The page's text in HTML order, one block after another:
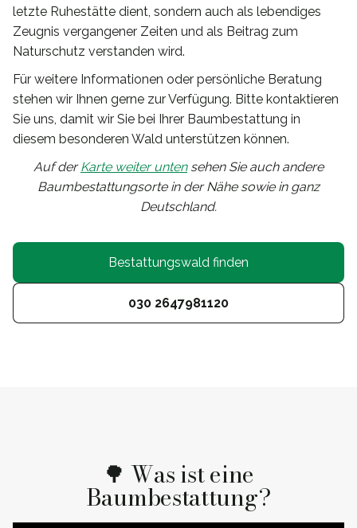
letzte Ruhestätte dient, sondern auch als lebendiges
Zeugnis vergangener Zeiten und als Beitrag zum
Naturschutz verstanden wird.
Für weitere Informationen oder persönliche Beratung
stehen wir Ihnen gerne zur Verfügung. Bitte kontaktieren
Sie uns, damit wir Sie bei Ihrer Baumbestattung in
diesem besonderen Wald unterstützen können.
Auf derKarte weiter untensehen Sie auch andere
Baumbestattungsorte in der Nähe sowie in ganz
Deutschland.
Bestattungswald finden
030 2647981120
🌳 Was ist eine
Baumbestattung?